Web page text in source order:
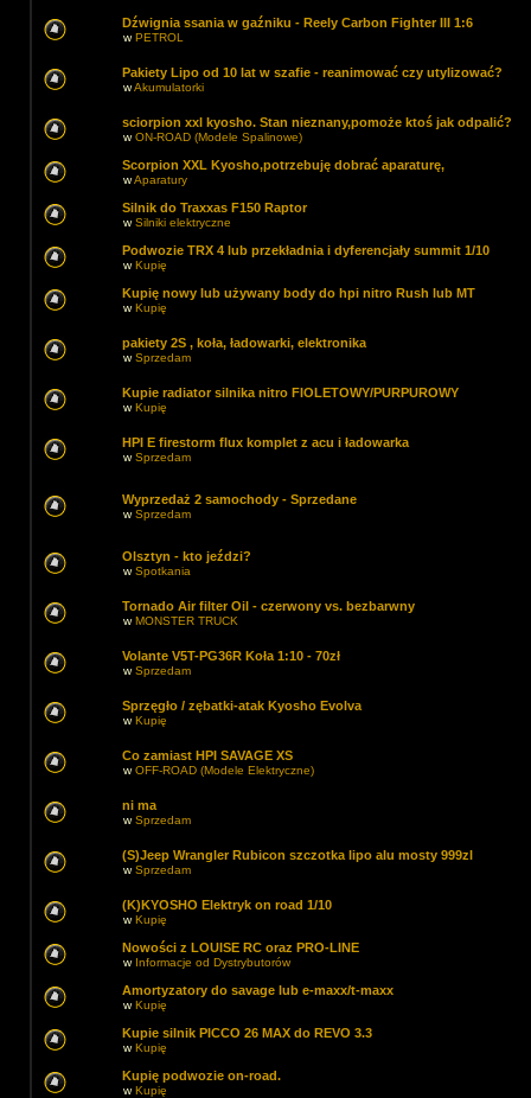
Dźwignia ssania w gaźniku - Reely Carbon Fighter III 1:6
wPETROL
Pakiety Lipo od 10 lat w szafie - reanimować czy utylizować?
wAkumulatorki
sciorpion xxl kyosho. Stan nieznany,pomoże ktoś jak odpalić?
wON-ROAD (Modele Spalinowe)
Scorpion XXL Kyosho,potrzebuję dobrać aparaturę,
wAparatury
Silnik do Traxxas F150 Raptor
wSilniki elektryczne
Podwozie TRX 4 lub przekładnia i dyferencjały summit 1/10
wKupię
Kupię nowy lub używany body do hpi nitro Rush lub MT
wKupię
pakiety 2S , koła, ładowarki, elektronika
wSprzedam
Kupie radiator silnika nitro FIOLETOWY/PURPUROWY
wKupię
HPI E firestorm flux komplet z acu i ładowarka
wSprzedam
Wyprzedaż 2 samochody - Sprzedane
wSprzedam
Olsztyn - kto jeździ?
wSpotkania
Tornado Air filter Oil - czerwony vs. bezbarwny
wMONSTER TRUCK
Volante V5T-PG36R Koła 1:10 - 70zł
wSprzedam
Sprzęgło / zębatki-atak Kyosho Evolva
wKupię
Co zamiast HPI SAVAGE XS
wOFF-ROAD (Modele Elektryczne)
ni ma
wSprzedam
(S)Jeep Wrangler Rubicon szczotka lipo alu mosty 999zl
wSprzedam
(K)KYOSHO Elektryk on road 1/10
wKupię
Nowości z LOUISE RC oraz PRO-LINE
w Informacje od Dystrybutorów
Amortyzatory do savage lub e-maxx/t-maxx
wKupię
Kupie silnik PICCO 26 MAX do REVO 3.3
wKupię
Kupię podwozie on-road.
wKupię